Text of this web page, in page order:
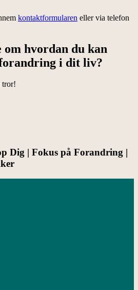
kontaktformularen eller via telefon
hvordan du kan
i dit liv?
tror!
Dig | Fokus på Forandring |